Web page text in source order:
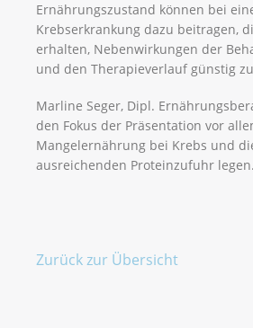
Ernährungszustand können bei
Krebserkrankung dazu beitragen,
erhalten, Nebenwirkungen der
und den Therapieverlauf günstig
Marline Seger, Dipl.
den Fokus der Präsentation vor
Mangelernährung bei Krebs und
ausreichenden Proteinzufuhr legen.
Zurück zur Übersicht